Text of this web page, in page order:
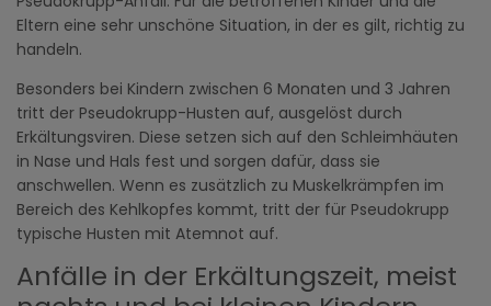
Eltern eine sehr unschöne Situation, in der es gilt, richtig zu
handeln.
Besonders bei Kindern zwischen 6 Monaten und 3 Jahren
tritt der Pseudokrupp-Husten auf, ausgelöst durch
Erkältungsviren. Diese setzen sich auf den Schleimhäuten
in Nase und Hals fest und sorgen dafür, dass sie
anschwellen. Wenn es zusätzlich zu Muskelkrämpfen im
Bereich des Kehlkopfes kommt, tritt der für Pseudokrupp
typische Husten mit Atemnot auf.
Anfälle in der Erkältungszeit, meist